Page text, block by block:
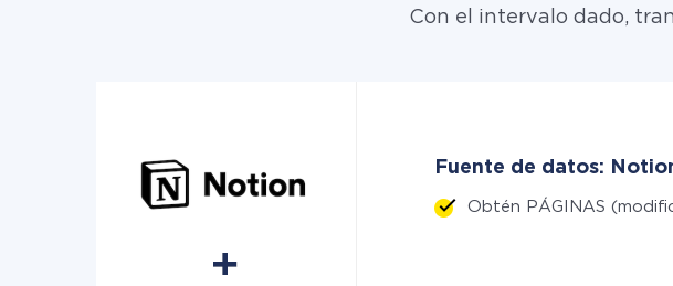
Con el intervalo dado,
Fuente de datos:
Obtén PÁGINAS